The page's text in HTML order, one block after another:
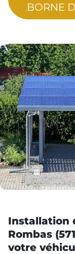
BORNE
Installation
Rombas
votre